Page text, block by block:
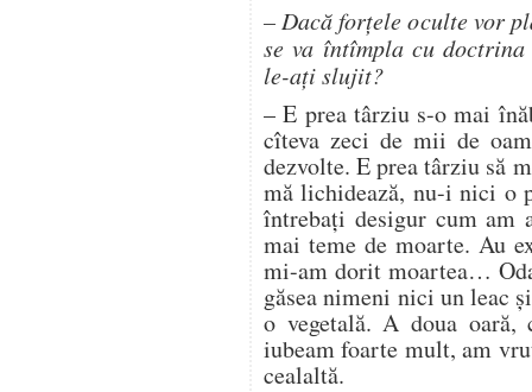
– Dacă forţele oculte vor
se va întîmpla cu doctrina
le-aţi slujit?
– E prea târziu s-o mai
cîteva zeci de mii de
dezvolte. E prea târziu să
mă lichidează, nu-i nici o
întrebaţi desigur cum am
mai teme de moarte. Au
mi-am dorit moartea…
găsea nimeni nici un leac
o vegetală. A doua
iubeam foarte mult, am
cealaltă.